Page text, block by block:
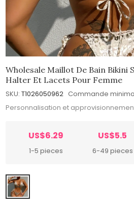
Wholesale Maillot De Bain Bikini
Halter Et Lacets Pour Femme
SKU: T1026050962 Commande
Personnalisation et
US$6.29
1-5 pieces
US$5.5
6-49 pieces